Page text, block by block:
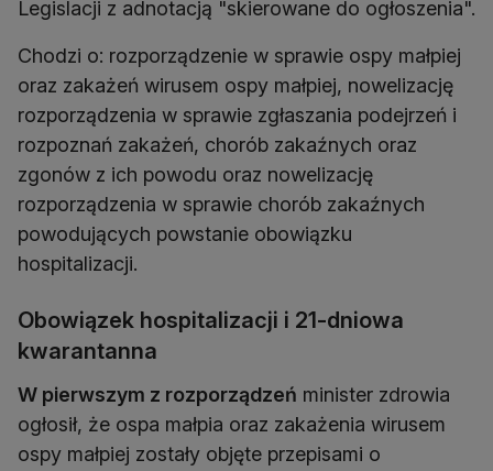
Legislacji z adnotacją "skierowane do ogłoszenia".
Chodzi o: rozporządzenie w sprawie ospy małpiej
oraz zakażeń wirusem ospy małpiej, nowelizację
rozporządzenia w sprawie zgłaszania podejrzeń i
rozpoznań zakażeń, chorób zakaźnych oraz
zgonów z ich powodu oraz nowelizację
rozporządzenia w sprawie chorób zakaźnych
powodujących powstanie obowiązku
hospitalizacji.
Obowiązek hospitalizacji i 21-dniowa
kwarantanna
W pierwszym z rozporządzeń minister zdrowia
ogłosił, że ospa małpia oraz zakażenia wirusem
ospy małpiej zostały objęte przepisami o